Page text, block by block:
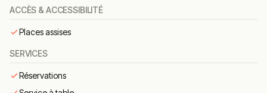
Les sushis et makis, préparés avec des poissons d’une
personnelle qui distingue Hiko Sushi des adresses
standardisées. Une expérience gastronomique rare
dans l’ouest toulousain.
ACCÈS & ACCESSIBILITÉ
Places assises
SERVICES
Réservations